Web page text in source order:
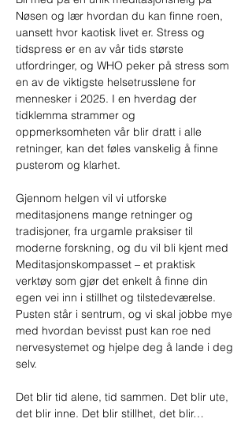
Nøsen og lær hvordan du kan finne roen,
uansett hvor kaotisk livet er. Stress og
tidspress er en av vår tids største
utfordringer, og WHO peker på stress som
en av de viktigste helsetrusslene for
mennesker i 2025. I en hverdag der
tidklemma strammer og
oppmerksomheten vår blir dratt i alle
retninger, kan det føles vanskelig å finne
pusterom og klarhet.
Gjennom helgen vil vi utforske
meditasjonens mange retninger og
tradisjoner, fra urgamle praksiser til
moderne forskning, og du vil bli kjent med
Meditasjonskompasset – et praktisk
verktøy som gjør det enkelt å finne din
egen vei inn i stillhet og tilstedeværelse.
Pusten står i sentrum, og vi skal jobbe mye
med hvordan bevisst pust kan roe ned
nervesystemet og hjelpe deg å lande i deg
selv.
Det blir tid alene, tid sammen. Det blir ute,
det blir inne. Det blir stillhet, det blir…